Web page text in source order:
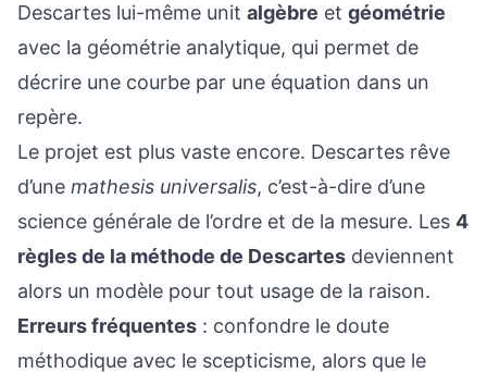
Descartes lui-même unit algèbre et géométrie
avec la géométrie analytique, qui permet de
décrire une courbe par une équation dans un
repère.
Le projet est plus vaste encore. Descartes rêve
d’une mathesis universalis, c’est-à-dire d’une
science générale de l’ordre et de la mesure. Les 4
règles de la méthode de Descartes deviennent
alors un modèle pour tout usage de la raison.
Erreurs fréquentes : confondre le doute
méthodique avec le scepticisme, alors que le